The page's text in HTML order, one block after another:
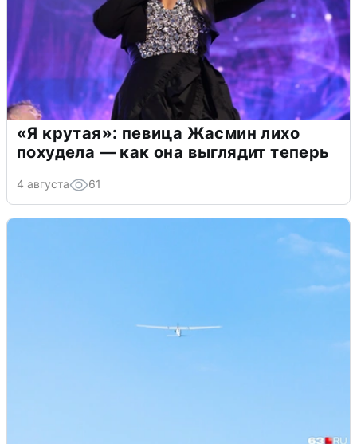
«Я крутая»: певица Жасмин лихо
похудела — как она выглядит теперь
4 августа 61